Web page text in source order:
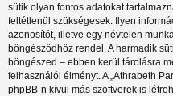
sütik olyan fontos adatokat
feltétlenül szükségesek. Ilyen
azonosítót, illetve egy névtelen
böngésződhöz rendel. A harmadik
böngészed – ebben kerül tárolásra
felhasználói élményt. A „Athrabeth
phpBB-n kívül más szoftverek is